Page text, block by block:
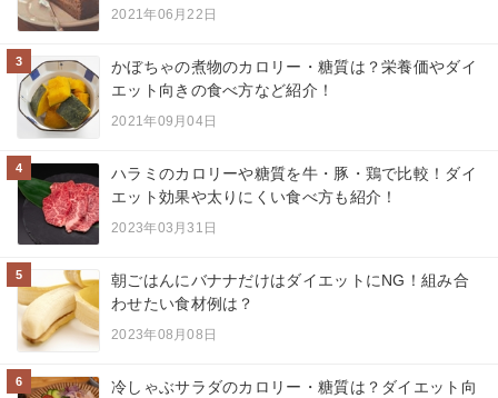
2021年06月22日
3
かぼちゃの煮物のカロリー・糖質は？栄養価やダイ
エット向きの食べ方など紹介！
2021年09月04日
4
ハラミのカロリーや糖質を牛・豚・鶏で比較！ダイ
エット効果や太りにくい食べ方も紹介！
2023年03月31日
5
朝ごはんにバナナだけはダイエットにNG！組み合
わせたい食材例は？
2023年08月08日
6
冷しゃぶサラダのカロリー・糖質は？ダイエット向